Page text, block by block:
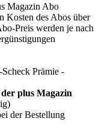
Magazin Abo
Kosten des Abos über
Preis werden je nach
Prämie -
plus Magazin
der Bestellung